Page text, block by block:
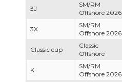
3J
SM/RM
Offshore 2026
3X
SM/RM
Offshore 2026
Classic cup
Classic
Offshore
K
SM/RM
Offshore 2026